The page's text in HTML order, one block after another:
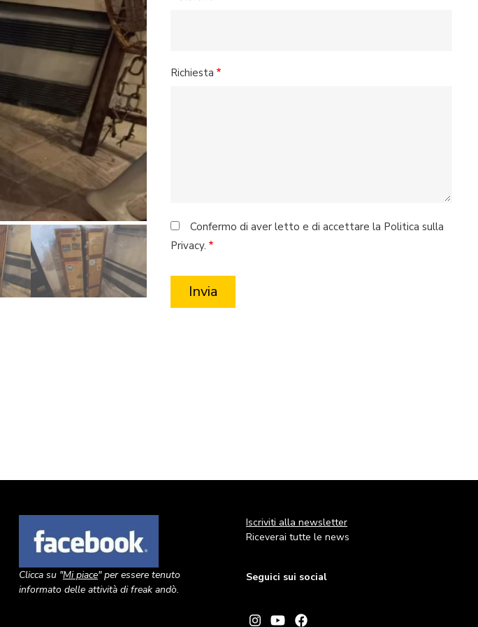
Richiesta
Confermo di aver letto e di accettare la Politica sulla
Privacy.
Clicca su "Mi piace" per essere tenuto
informato delle attività di freak andò.
Iscriviti alla newsletter
Riceverai tutte le news
Seguici sui social